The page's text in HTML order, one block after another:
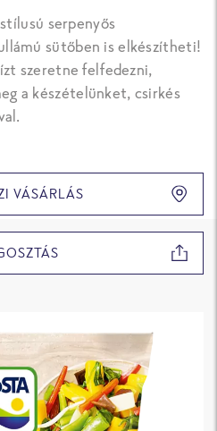
serpenyős
sütőben is elkészítheti!
szeretne felfedezni,
a készételünket, csirkés
VÁSÁRLÁS